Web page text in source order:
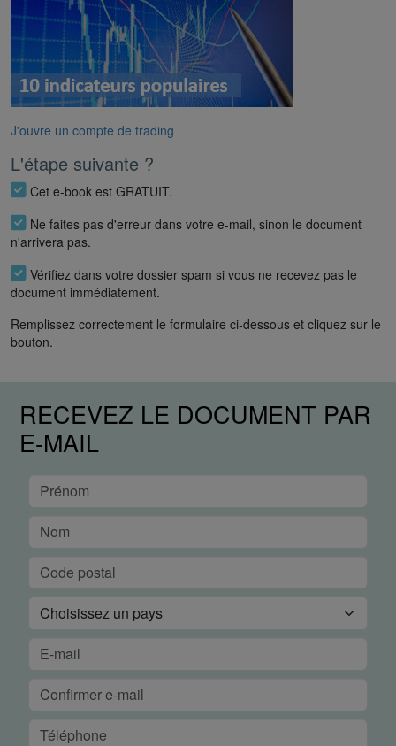
J'ouvre un compte de trading
L'étape suivante ?
Cet e-book est GRATUIT.
Ne faites pas d'erreur dans votre e-mail, sinon le document
n'arrivera pas.
Vérifiez dans votre dossier spam si vous ne recevez pas le
document immédiatement.
Remplissez correctement le formulaire ci-dessous et cliquez sur le
bouton.
RECEVEZ LE DOCUMENT PAR
E-MAIL